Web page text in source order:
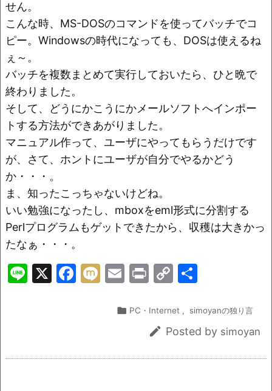
せん。
こんな時、MS-DOSのコマンドを使ってバッチでコ
ピー。Windowsの時代になっても、DOSは使えるね
ぇ～。
バッチを複数まとめて実行しておいたら、ひと晩で
終わりました。
そして、どうにかこうにかメールソフトへインポー
トする方法ができあがりました。
マニュアル作って、ユーザにやってもらうだけです
が、さて、ホントにユーザが自分でやるかどう
か・・・。
ま、知ったこっちゃないけどね。
いい勉強になったし、mboxをeml形式に分割する
Perlプログラムもゲットできたから、収穫は大きかっ
たなぁ・・・。
Li X
F
M E
ai
Pr
t
C
p
y
 PC・Internet , simoyanの独り言
 Posted by simoyan